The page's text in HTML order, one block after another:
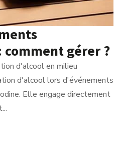
gérer ?
d'alcool en milieu
d'alcool lors d'événements
Elle engage directement